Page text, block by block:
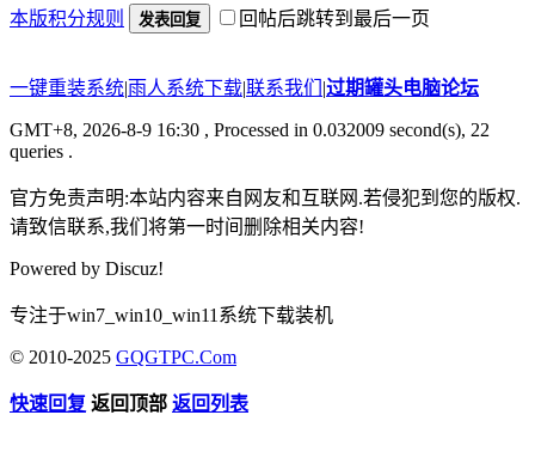
本版积分规则 发表回复 回帖后跳转到最后一页
一键重装系统|雨人系统下载|联系我们 |过期罐头电脑论坛
GMT+8, 2026-8-9 16:30 , Processed in 0.032009 second(s), 22
queries .
官方免责声明:本站内容来自网友和互联网.若侵犯到您的版权.
请致信联系,我们将第一时间删除相关内容!
Powered by Discuz!
专注于win7_win10_win11系统下载装机
© 2010-2025 GQGTPC.Com
快速回复 返回顶部 返回列表